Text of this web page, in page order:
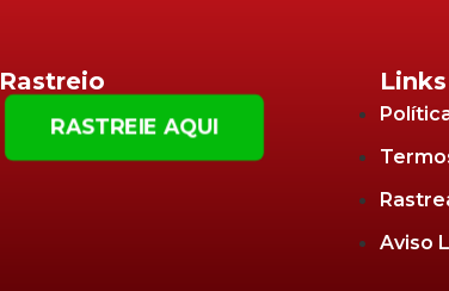
Rastreio
RASTREIE AQUI
Aviso